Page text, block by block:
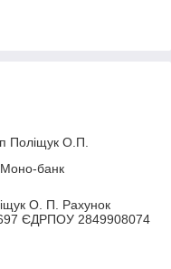
Поліщук О.П.
банк
О. П. Рахунок
ЄДРПОУ 2849908074